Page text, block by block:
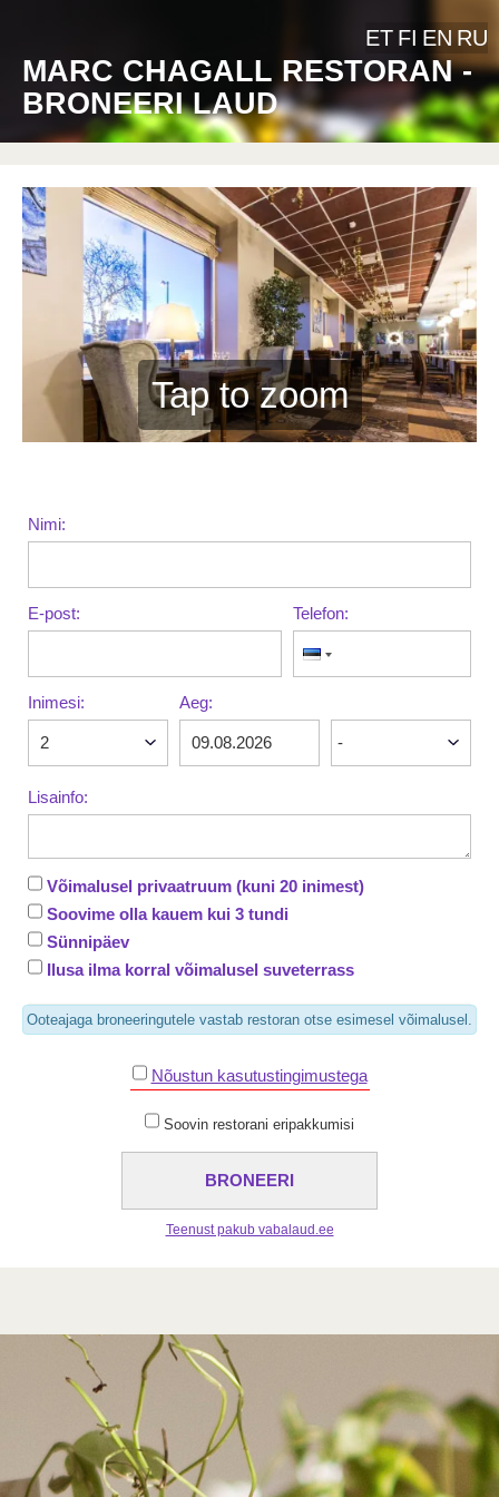
MARC CHAGALL RESTORAN -
BRONEERI LAUD
ET FI EN RU
Tap to zoom
Nimi:
E-post: Telefon:
Inimesi: Aeg:
Lisainfo:
Võimalusel privaatruum (kuni 20 inimest)
Soovime olla kauem kui 3 tundi
Sünnipäev
Ilusa ilma korral võimalusel suveterrass
Ooteajaga broneeringutele vastab restoran otse esimesel võimalusel.
Nõustun kasutustingimustega
Soovin restorani eripakkumisi
Teenust pakub vabalaud.ee